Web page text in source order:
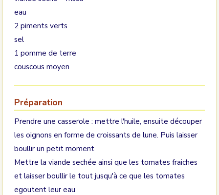
eau
2 piments verts
sel
1 pomme de terre
couscous moyen
Préparation
Prendre une casserole : mettre l'huile, ensuite découper
les oignons en forme de croissants de lune. Puis laisser
boullir un petit moment
Mettre la viande sechée ainsi que les tomates fraiches
et laisser boullir le tout jusqu'à ce que les tomates
egoutent leur eau